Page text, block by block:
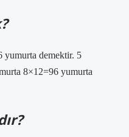
yumurta demektir. 5
8×12=96 yumurta